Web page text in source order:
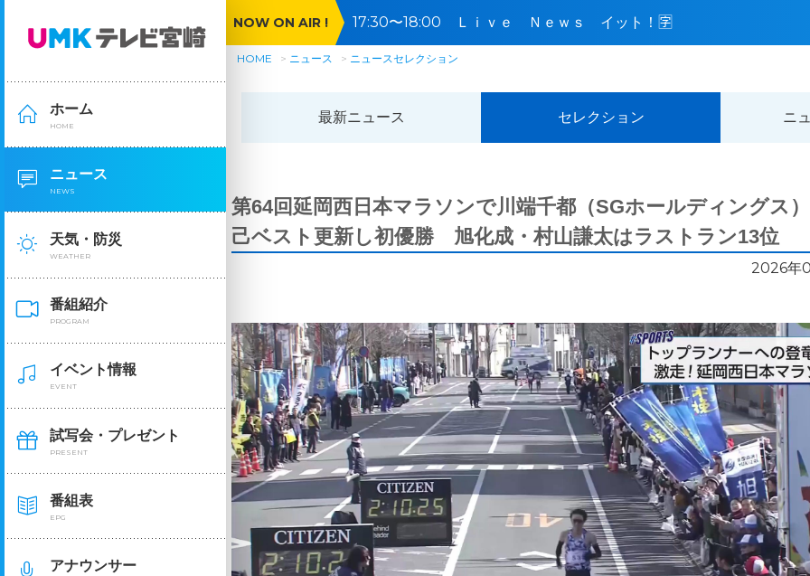
ホーム
HOME
ニュース
NEWS
天気・防災
WEATHER
番組紹介
PROGRAM
イベント情報
EVENT
試写会・プレゼント
PRESENT
番組表
EPG
アナウンサー
NOW ON AIR ! 17:30〜18:00 Ｌｉｖｅ Ｎｅｗｓ イット！🈑
HOME ニュース ニュースセレクション
最新ニュース セレクション ニ
第64回延岡西日本マラソンで川端千都（SGホールディングス
己ベスト更新し初優勝 旭化成・村山謙太はラストラン13位
2026年